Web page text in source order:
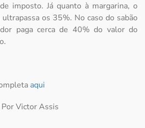
imposto. Já quanto à margarina, o
os 35%. No caso do sabão
paga cerca de 40% do valor do
aqui
Victor Assis